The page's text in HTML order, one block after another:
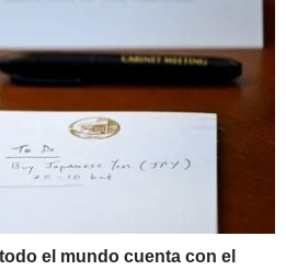
el mundo cuenta con el